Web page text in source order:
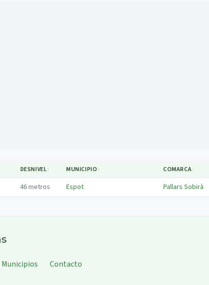
DESNIVEL↕ MUNICIPIO↕ COMARCA↕
46metros Espot Pallars Sobirà
Municipios Contacto